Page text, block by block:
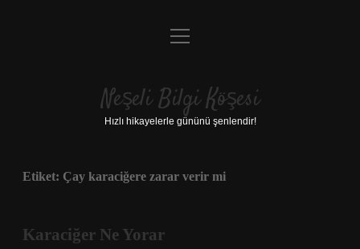
Anasayfa
Yasal Uyarı
menüyü
Neşeli Bilgi Köşesi
Hızlı hikayelerle gününü şenlendir!
Etiket: Çay karaciğere zarar verir mi
Karaciğer Ne Yorar